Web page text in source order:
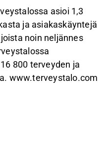
asioi 1,3
ja asiakaskäyntejä
noin neljännes
800 terveyden ja
www.terveystalo.com